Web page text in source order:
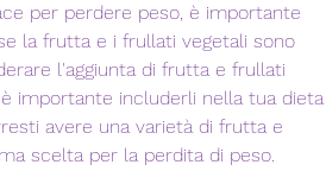
per perdere peso, è importante
la frutta e i frullati vegetali sono
l'aggiunta di frutta e frullati
importante includerli nella tua dieta
avere una varietà di frutta e
scelta per la perdita di peso.